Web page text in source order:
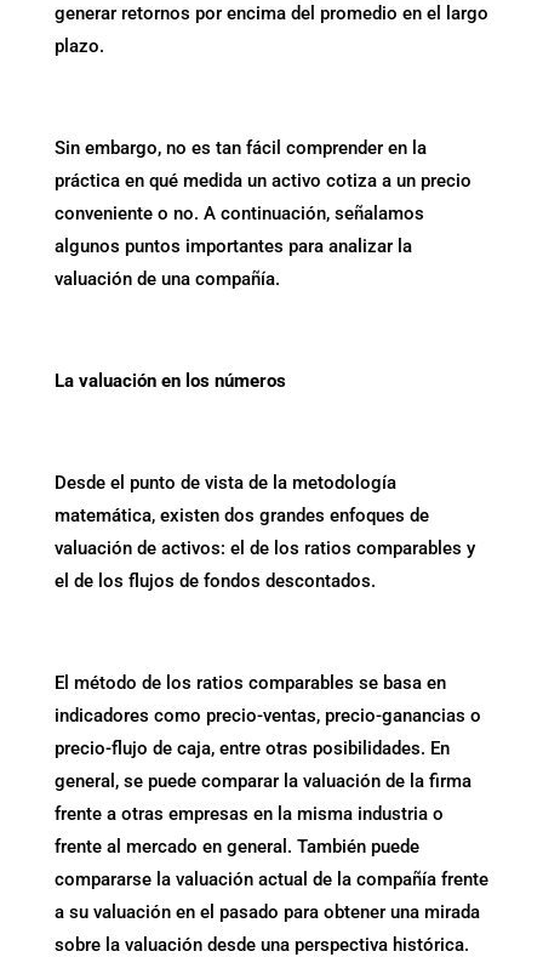
generar retornos por encima del promedio en el largo
plazo.
Sin embargo, no es tan fácil comprender en la
práctica en qué medida un activo cotiza a un precio
conveniente o no. A continuación, señalamos
algunos puntos importantes para analizar la
valuación de una compañía.
La valuación en los números
Desde el punto de vista de la metodología
matemática, existen dos grandes enfoques de
valuación de activos: el de los ratios comparables y
el de los flujos de fondos descontados.
El método de los ratios comparables se basa en
indicadores como precio-ventas, precio-ganancias o
precio-flujo de caja, entre otras posibilidades. En
general, se puede comparar la valuación de la firma
frente a otras empresas en la misma industria o
frente al mercado en general. También puede
compararse la valuación actual de la compañía frente
a su valuación en el pasado para obtener una mirada
sobre la valuación desde una perspectiva histórica.